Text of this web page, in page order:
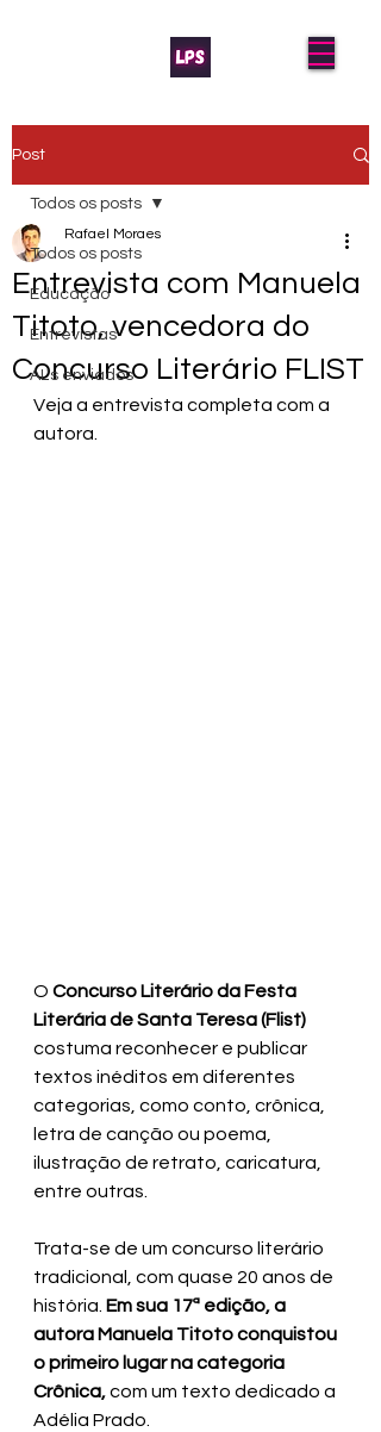
Post
Todos os posts
Educação
Entrevistas
AL's enviados
Todos os posts
Entrevista com Manuela
Titoto, vencedora do
Concurso Literário FLIST
Rafael Moraes
Veja a entrevista completa com a
autora.
O Concurso Literário da Festa
Literária de Santa Teresa (Flist)
costuma reconhecer e publicar
textos inéditos em diferentes
categorias, como conto, crônica,
letra de canção ou poema,
ilustração de retrato, caricatura,
entre outras.
Trata-se de um concurso literário
tradicional, com quase 20 anos de
história. Em sua 17ª edição, a
autora Manuela Titoto conquistou
o primeiro lugar na categoria
Crônica, com um texto dedicado a
Adélia Prado.